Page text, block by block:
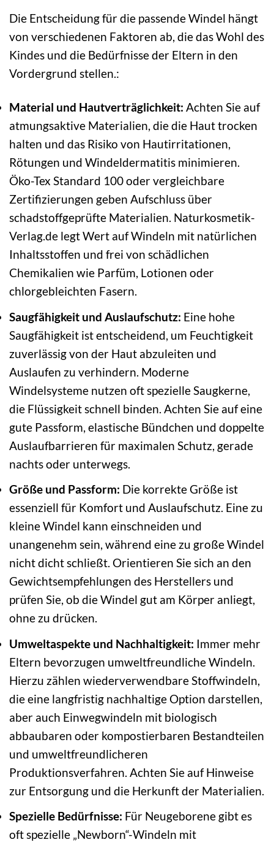
Die Entscheidung für die passende Windel hängt
von verschiedenen Faktoren ab, die das Wohl des
Kindes und die Bedürfnisse der Eltern in den
Vordergrund stellen.:
Material und Hautverträglichkeit: Achten Sie auf
atmungsaktive Materialien, die die Haut trocken
halten und das Risiko von Hautirritationen,
Rötungen und Windeldermatitis minimieren.
Öko-Tex Standard 100 oder vergleichbare
Zertifizierungen geben Aufschluss über
schadstoffgeprüfte Materialien. Naturkosmetik-
Verlag.de legt Wert auf Windeln mit natürlichen
Inhaltsstoffen und frei von schädlichen
Chemikalien wie Parfüm, Lotionen oder
chlorgebleichten Fasern.
Saugfähigkeit und Auslaufschutz: Eine hohe
Saugfähigkeit ist entscheidend, um Feuchtigkeit
zuverlässig von der Haut abzuleiten und
Auslaufen zu verhindern. Moderne
Windelsysteme nutzen oft spezielle Saugkerne,
die Flüssigkeit schnell binden. Achten Sie auf eine
gute Passform, elastische Bündchen und doppelte
Auslaufbarrieren für maximalen Schutz, gerade
nachts oder unterwegs.
Größe und Passform: Die korrekte Größe ist
essenziell für Komfort und Auslaufschutz. Eine zu
kleine Windel kann einschneiden und
unangenehm sein, während eine zu große Windel
nicht dicht schließt. Orientieren Sie sich an den
Gewichtsempfehlungen des Herstellers und
prüfen Sie, ob die Windel gut am Körper anliegt,
ohne zu drücken.
Umweltaspekte und Nachhaltigkeit: Immer mehr
Eltern bevorzugen umweltfreundliche Windeln.
Hierzu zählen wiederverwendbare Stoffwindeln,
die eine langfristig nachhaltige Option darstellen,
aber auch Einwegwindeln mit biologisch
abbaubaren oder kompostierbaren Bestandteilen
und umweltfreundlicheren
Produktionsverfahren. Achten Sie auf Hinweise
zur Entsorgung und die Herkunft der Materialien.
Spezielle Bedürfnisse: Für Neugeborene gibt es
oft spezielle „Newborn“-Windeln mit